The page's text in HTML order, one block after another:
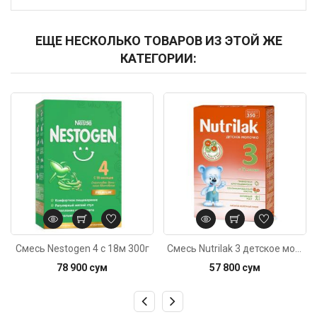
ЕЩЕ НЕСКОЛЬКО ТОВАРОВ ИЗ ЭТОЙ ЖЕ
КАТЕГОРИИ:
Смесь Nestogen 4 c 18м 300г
78 900 сум
Код: 1459
57 800 сум
Код: 4122